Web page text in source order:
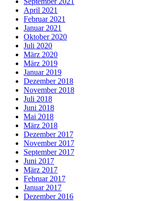
April 2021
Februar 2021
Januar 2021
Oktober 2020
Juli 2020
März 2020
März 2019
Januar 2019
Dezember 2018
November 2018
Juli 2018
Juni 2018
Mai 2018
März 2018
Dezember 2017
November 2017
September 2017
Juni 2017
März 2017
Februar 2017
Januar 2017
Dezember 2016